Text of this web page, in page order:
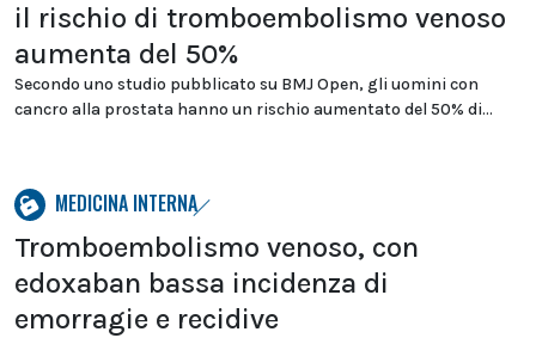
il rischio di tromboembolismo venoso
aumenta del 50%
Secondo uno studio pubblicato su BMJ Open, gli uomini con
cancro alla prostata hanno un rischio aumentato del 50% di...
MEDICINA INTERNA
Tromboembolismo venoso, con
edoxaban bassa incidenza di
emorragie e recidive